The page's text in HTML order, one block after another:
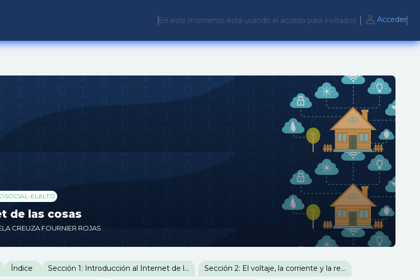
En este momento está usando el acceso para invitados Acceder
ELALTO
de las cosas
CREUZA FOURNIER ROJAS
de sección
Índice Sección 1: Introducción al Internet de las Cosas Sección 2: El voltaje, la corriente y la resistencia